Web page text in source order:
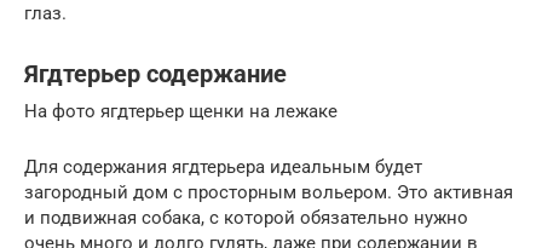
глаз.
Ягдтерьер содержание
На фото ягдтерьер щенки на лежаке
Для содержания ягдтерьера идеальным будет
загородный дом с просторным вольером. Это активная
и подвижная собака, с которой обязательно нужно
очень много и долго гулять, даже при содержании в